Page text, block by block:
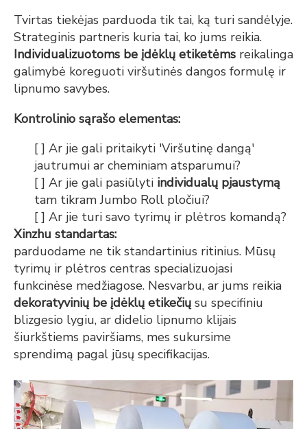
Tvirtas tiekėjas parduoda tik tai, ką turi sandėlyje.
Strateginis partneris kuria tai, ko jums reikia.
Individualizuotoms be įdėklų etiketėms reikalinga
galimybė koreguoti viršutinės dangos formulę ir
lipnumo savybes.
Kontrolinio sąrašo elementas:
[ ] Ar jie gali pritaikyti 'Viršutinę dangą'
jautrumui ar cheminiam atsparumui?
[ ] Ar jie gali pasiūlyti individualų pjaustymą
tam tikram Jumbo Roll pločiui?
[ ] Ar jie turi savo tyrimų ir plėtros komandą?
Xinzhu standartas:
parduodame ne tik standartinius ritinius. Mūsų
tyrimų ir plėtros centras specializuojasi
funkcinėse medžiagose. Nesvarbu, ar jums reikia
dekoratyvinių be įdėklų etikečių su specifiniu
blizgesio lygiu, ar didelio lipnumo klijais
šiurkštiems paviršiams, mes sukursime
sprendimą pagal jūsų specifikacijas.